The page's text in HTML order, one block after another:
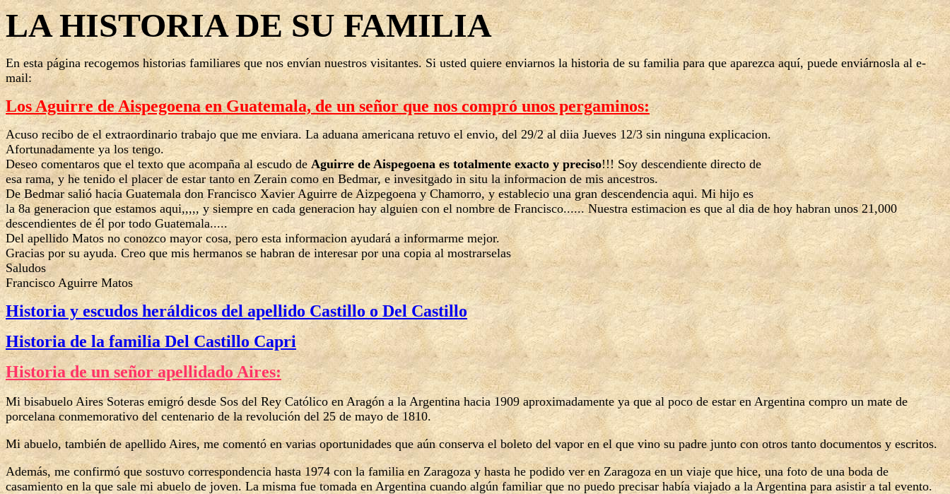
LA HISTORIA DE SU FAMILIA
En esta página recogemos historias familiares que nos envían nuestros visitantes. Si usted quiere enviarnos la historia de su familia para que aparezca aquí, puede enviárnosla al e-
mail:
Los Aguirre de Aispegoena en Guatemala, de un señor que nos compró unos pergaminos:
Acuso recibo de el extraordinario trabajo que me enviara. La aduana americana retuvo el envio, del 29/2 al diia Jueves 12/3 sin ninguna explicacion.
Afortunadamente ya los tengo.
Deseo comentaros que el texto que acompaña al escudo deAguirre de Aispegoena es totalmente exacto y preciso!!! Soy descendiente directo de
esa rama, y he tenido el placer de estar tanto en Zerain como en Bedmar, e invesitgado in situ la informacion de mis ancestros.
De Bedmar salió hacia Guatemala don Francisco Xavier Aguirre de Aizpegoena y Chamorro, y establecio una gran descendencia aqui. Mi hijo es
la 8a generacion que estamos aqui,,,,, y siempre en cada generacion hay alguien con el nombre de Francisco...... Nuestra estimacion es que al dia de hoy habran unos 21,000
descendientes de él por todo Guatemala.....
Del apellido Matos no conozco mayor cosa, pero esta informacion ayudará a informarme mejor.
Gracias por su ayuda. Creo que mis hermanos se habran de interesar por una copia al mostrarselas
Saludos
Francisco Aguirre Matos
Historia y escudos heráldicos del apellido Castillo o Del Castillo
Historia de la familia Del Castillo Capri
Historia de un señor apellidado Aires:
Mi bisabuelo Aires Soteras emigró desde Sos del Rey Católico en Aragón a la Argentina hacia 1909 aproximadamente ya que al poco de estar en Argentina compro un mate de
porcelana conmemorativo del centenario de la revolución del 25 de mayo de 1810.
Mi abuelo, también de apellido Aires, me comentó en varias oportunidades que aún conserva el boleto del vapor en el que vino su padre junto con otros tanto documentos y escritos.
Además, me confirmó que sostuvo correspondencia hasta 1974 con la familia en Zaragoza y hasta he podido ver en Zaragoza en un viaje que hice, una foto de una boda de
casamiento en la que sale mi abuelo de joven. La misma fue tomada en Argentina cuando algún familiar que no puedo precisar había viajado a la Argentina para asistir a tal evento.